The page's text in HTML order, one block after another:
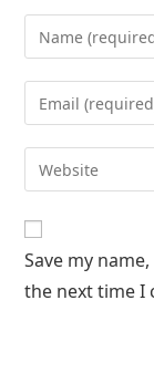
Save my
the next time I